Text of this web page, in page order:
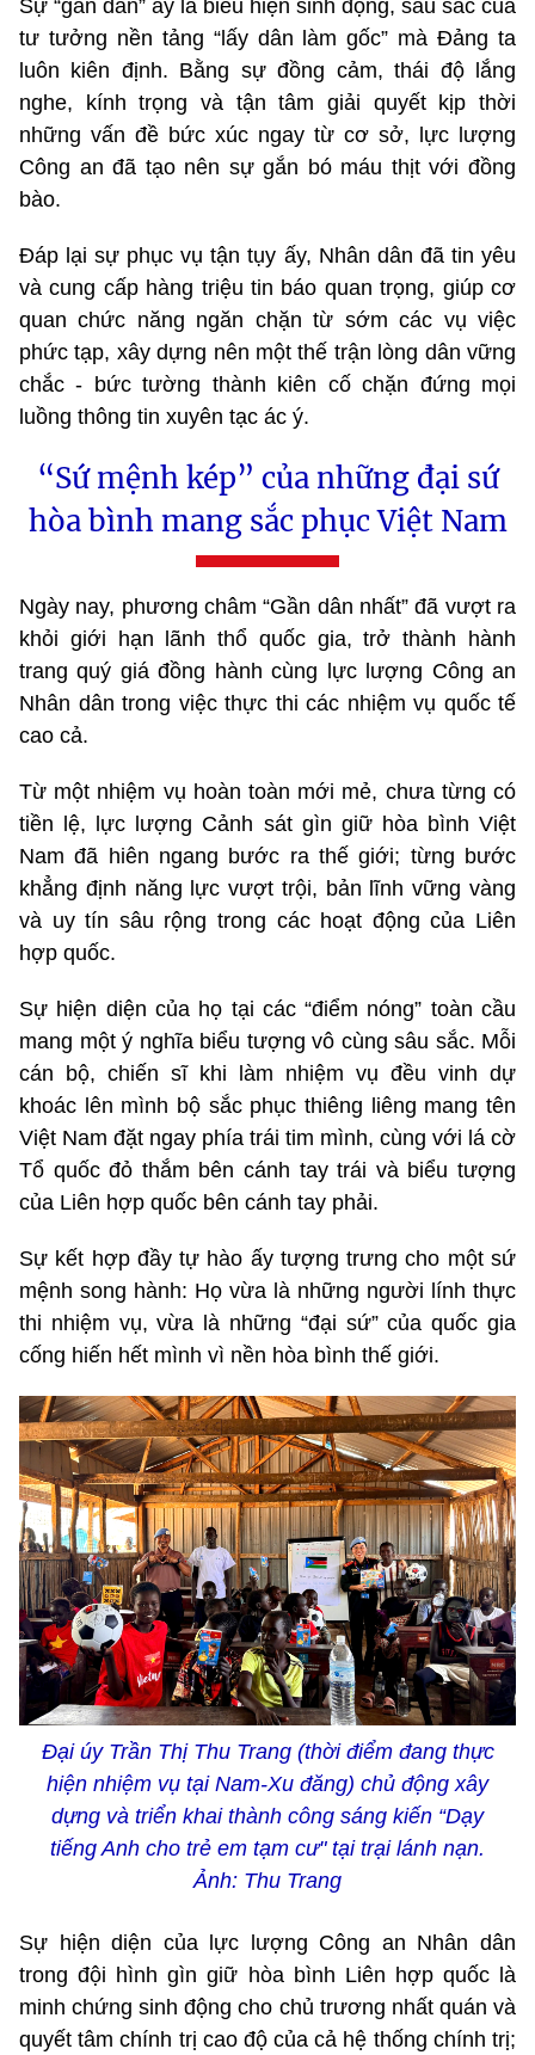
Sự “gần dân” ấy là biểu hiện sinh động, sâu sắc của
tư tưởng nền tảng “lấy dân làm gốc” mà Đảng ta
luôn kiên định. Bằng sự đồng cảm, thái độ lắng
nghe, kính trọng và tận tâm giải quyết kịp thời
những vấn đề bức xúc ngay từ cơ sở, lực lượng
Công an đã tạo nên sự gắn bó máu thịt với đồng
bào.
Đáp lại sự phục vụ tận tụy ấy, Nhân dân đã tin yêu
và cung cấp hàng triệu tin báo quan trọng, giúp cơ
quan chức năng ngăn chặn từ sớm các vụ việc
phức tạp, xây dựng nên một thế trận lòng dân vững
chắc - bức tường thành kiên cố chặn đứng mọi
luồng thông tin xuyên tạc ác ý.
“Sứ mệnh kép” của những đại sứ
hòa bình mang sắc phục Việt Nam
Ngày nay, phương châm “Gần dân nhất” đã vượt ra
khỏi giới hạn lãnh thổ quốc gia, trở thành hành
trang quý giá đồng hành cùng lực lượng Công an
Nhân dân trong việc thực thi các nhiệm vụ quốc tế
cao cả.
Từ một nhiệm vụ hoàn toàn mới mẻ, chưa từng có
tiền lệ, lực lượng Cảnh sát gìn giữ hòa bình Việt
Nam đã hiên ngang bước ra thế giới; từng bước
khẳng định năng lực vượt trội, bản lĩnh vững vàng
và uy tín sâu rộng trong các hoạt động của Liên
hợp quốc.
Sự hiện diện của họ tại các “điểm nóng” toàn cầu
mang một ý nghĩa biểu tượng vô cùng sâu sắc. Mỗi
cán bộ, chiến sĩ khi làm nhiệm vụ đều vinh dự
khoác lên mình bộ sắc phục thiêng liêng mang tên
Việt Nam đặt ngay phía trái tim mình, cùng với lá cờ
Tổ quốc đỏ thắm bên cánh tay trái và biểu tượng
của Liên hợp quốc bên cánh tay phải.
Sự kết hợp đầy tự hào ấy tượng trưng cho một sứ
mệnh song hành: Họ vừa là những người lính thực
thi nhiệm vụ, vừa là những “đại sứ” của quốc gia
cống hiến hết mình vì nền hòa bình thế giới.
Đại úy Trần Thị Thu Trang (thời điểm đang thực
hiện nhiệm vụ tại Nam-Xu đăng) chủ động xây
dựng và triển khai thành công sáng kiến “Dạy
tiếng Anh cho trẻ em tạm cư" tại trại lánh nạn.
Ảnh: Thu Trang
Sự hiện diện của lực lượng Công an Nhân dân
trong đội hình gìn giữ hòa bình Liên hợp quốc là
minh chứng sinh động cho chủ trương nhất quán và
quyết tâm chính trị cao độ của cả hệ thống chính trị;